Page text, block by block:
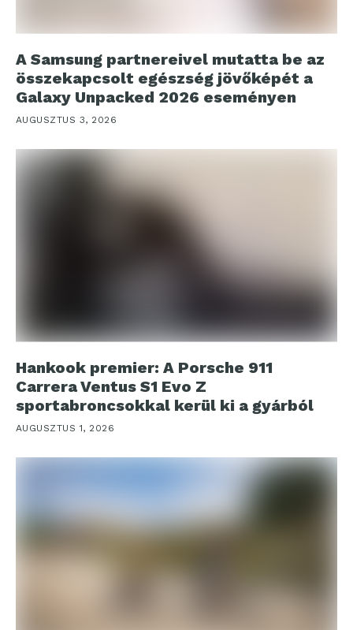
A Samsung partnereivel mutatta be az
összekapcsolt egészség jövőképét a
Galaxy Unpacked 2026 eseményen
AUGUSZTUS 3, 2026
Hankook premier: A Porsche 911
Carrera Ventus S1 Evo Z
sportabroncsokkal kerül ki a gyárból
AUGUSZTUS 1, 2026